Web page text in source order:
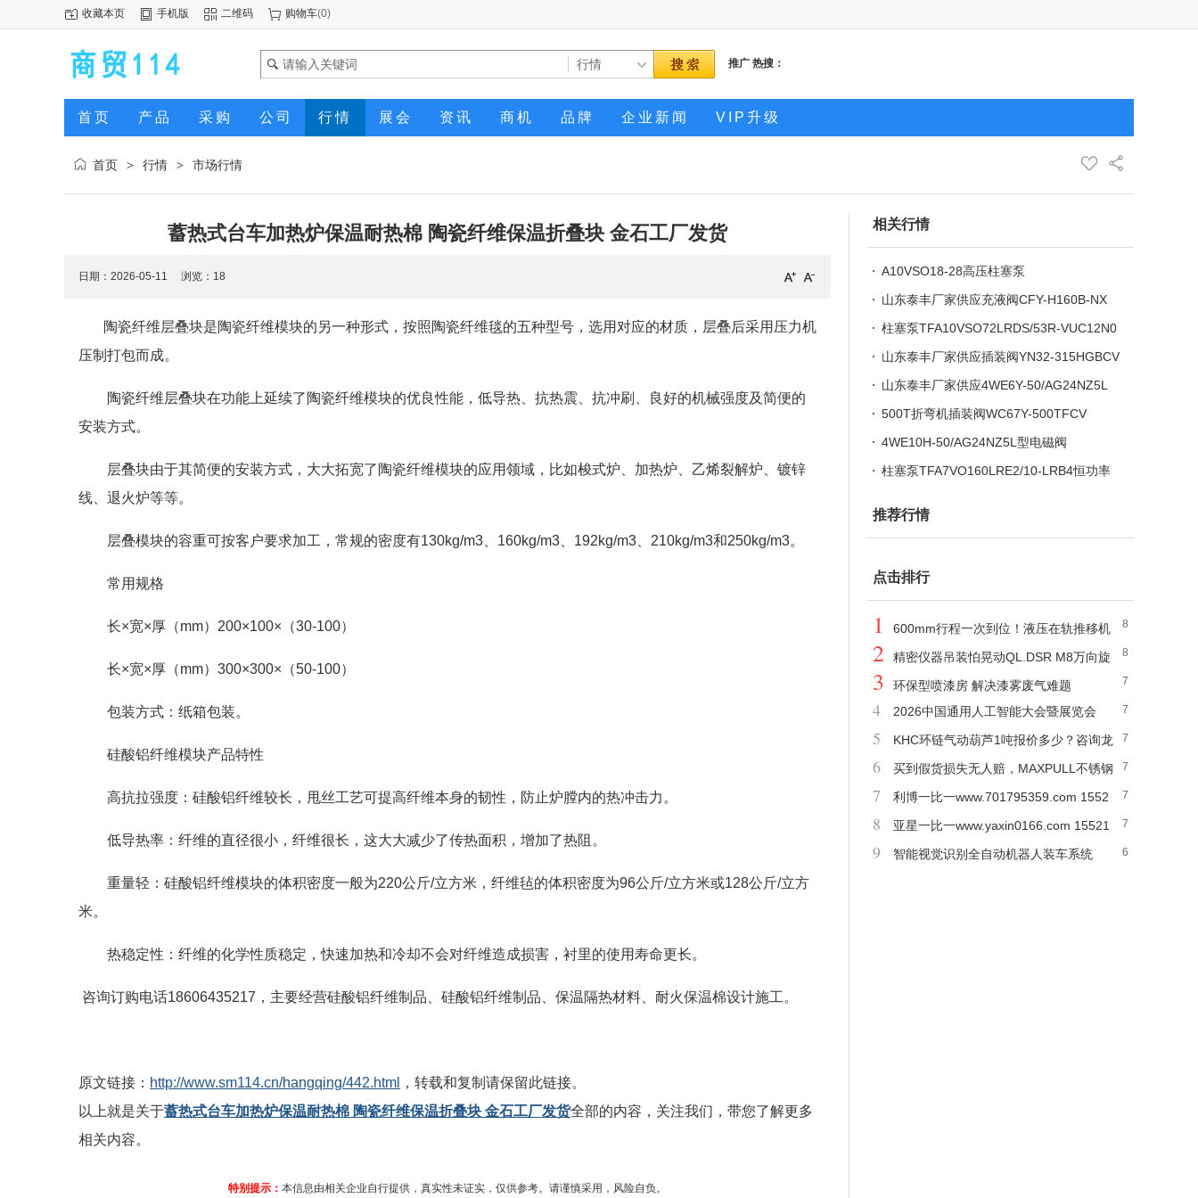
收藏本页 手机版 二维码 购物车(0)
推广 热搜：
首页 产品 采购 公司 行情 展会 资讯 商机 品牌 企业新闻 VIP升级
首页 > 行情 > 市场行情
蓄热式台车加热炉保温耐热棉 陶瓷纤维保温折叠块 金石工厂发货
日期：2026-05-11 浏览： 18
陶瓷纤维层叠块是陶瓷纤维模块的另一种形式，按照陶瓷纤维毯的五种型号，选用对应的材质，层叠后采用压力机
压制打包而成。
陶瓷纤维层叠块在功能上延续了陶瓷纤维模块的优良性能，低导热、抗热震、抗冲刷、良好的机械强度及简便的
安装方式。
层叠块由于其简便的安装方式，大大拓宽了陶瓷纤维模块的应用领域，比如梭式炉、加热炉、乙烯裂解炉、镀锌
线、退火炉等等。
层叠模块的容重可按客户要求加工，常规的密度有130kg/m3、160kg/m3、192kg/m3、210kg/m3和250kg/m3。
常用规格
长×宽×厚（mm）200×100×（30-100）
长×宽×厚（mm）300×300×（50-100）
包装方式：纸箱包装。
硅酸铝纤维模块产品特性
高抗拉强度：硅酸铝纤维较长，甩丝工艺可提高纤维本身的韧性，防止炉膛内的热冲击力。
低导热率：纤维的直径很小，纤维很长，这大大减少了传热面积，增加了热阻。
重量轻：硅酸铝纤维模块的体积密度一般为220公斤/立方米，纤维毡的体积密度为96公斤/立方米或128公斤/立方
米。
热稳定性：纤维的化学性质稳定，快速加热和冷却不会对纤维造成损害，衬里的使用寿命更长。
咨询订购电话18606435217，主要经营硅酸铝纤维制品、硅酸铝纤维制品、保温隔热材料、耐火保温棉设计施工。
原文链接： http://www.sm114.cn/hangqing/442.html
，转载和复制请保留此链接。
以上就是关于蓄热式台车加热炉保温耐热棉 陶瓷纤维保温折叠块 金石工厂发货全部的内容，关注我们，带您了解更多
相关内容。
特别提示： 本信息由相关企业自行提供，真实性未证实，仅供参考。请谨慎采用，风险自负。
相关行情
A10VSO18-28高压柱塞泵
山东泰丰厂家供应充液阀CFY-H160B-NX
柱塞泵TFA10VSO72LRDS/53R-VUC12N0
0山东泰丰厂家供应插装阀YN32-315HGBCV
-00
山东泰丰厂家供应4WE6Y-50/AG24NZ5L
型电磁阀
500T折弯机插装阀WC67Y-500TFCV
4WE10H-50/AG24NZ5L型电磁阀
柱塞泵TFA7VO160LRE2/10-LRB4恒功率
推荐行情
点击排行
8
1
600mm行程一次到位！液压在轨推移机
告别反复调整
8
2
精密仪器吊装怕晃动QL.DSR M8万向旋
转吊环自动对齐吊点
7
3 环保型喷漆房 解决漆雾废气难题
7
4
2026中国通用人工智能大会暨展览会
（大湾区）
7
5
KHC环链气动葫芦1吨报价多少？咨询龙
海起重工具原装进口
7
6
买到假货损失无人赔，MAXPULL不锈钢
手摇绞盘假一罚百写进合同
7
7
利博一比一www.701795359.com 1552
1557576
7
8
亚星一比一www.yaxin0166.com 15521
557576
6
9 智能视觉识别全自动机器人装车系统